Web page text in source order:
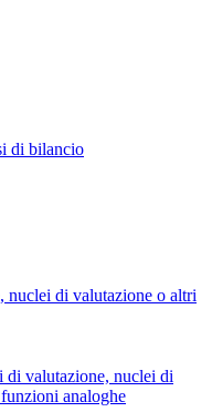
di bilancio
nuclei di valutazione o altri
valutazione, nuclei di
analoghe